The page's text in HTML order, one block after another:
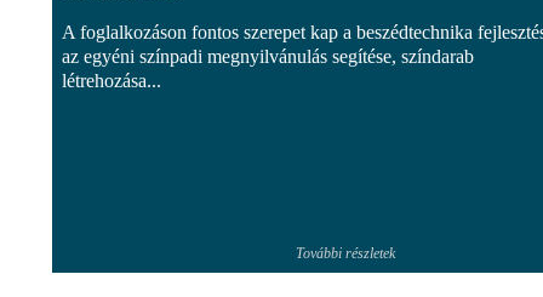
A foglalkozáson fontos szerepet kap a beszédtechnika
az egyéni színpadi megnyilvánulás segítése, színdarab
létrehozása...
További részletek